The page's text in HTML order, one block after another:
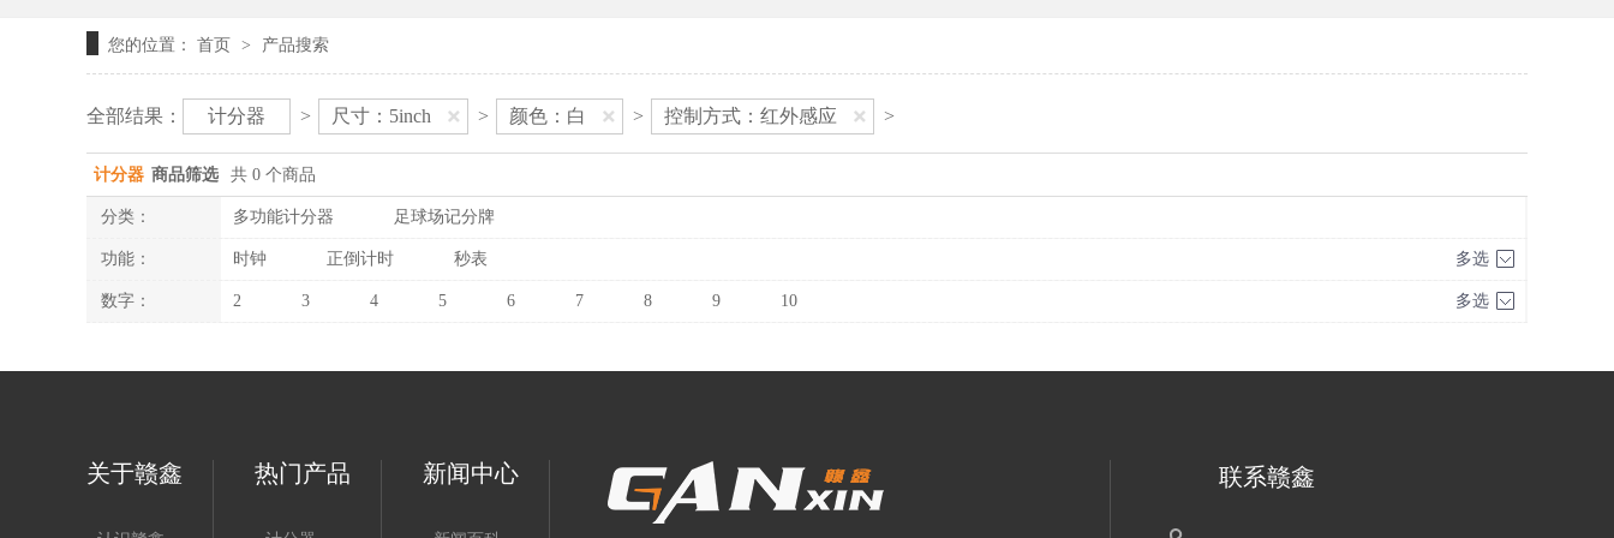
您的位置： 首页 > 产品搜索
全部结果： 计分器 > 尺寸：5inch > 颜色：白 > 控制方式：红外感应 >
计分器 商品筛选 共 0 个商品
分类： 多功能计分器 足球场记分牌
功能： 时钟 正倒计时 秒表 多选
数字： 2 3 4 5 6 7 8 9 10 多选
关于赣鑫 热门产品 新闻中心 联系赣鑫